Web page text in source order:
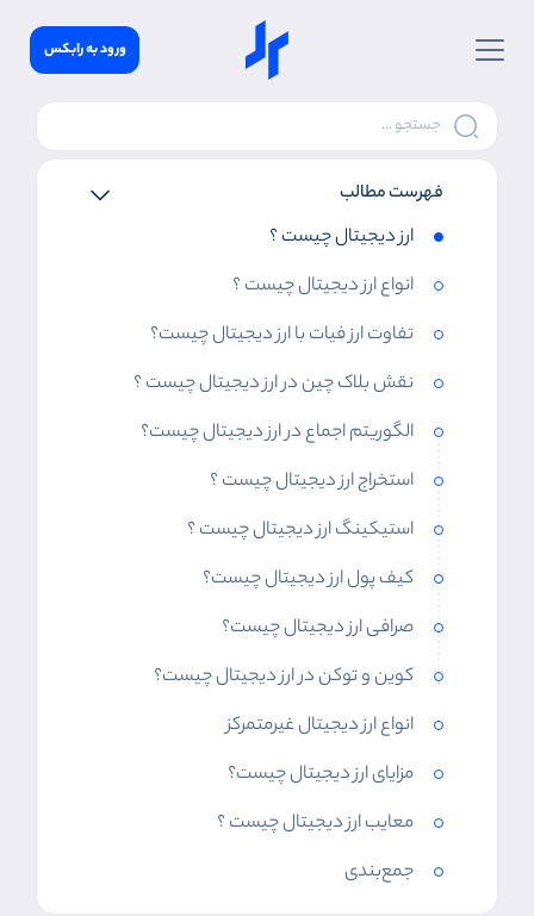
ورود به رابکس
فهرست مطالب
ارز دیجیتال چیست ؟
انواع ارز دیجیتال چیست ؟
تفاوت ارز فیات با ارز دیجیتال چیست؟
نقش بلاک چین در ارز دیجیتال چیست ؟
الگوریتم اجماع در ارز دیجیتال چیست؟
استخراج ارز دیجیتال چیست ؟
استیکینگ ارز دیجیتال چیست ؟
کیف پول ارز دیجیتال چیست؟
صرافی ارز دیجیتال چیست؟
کوین و توکن در ارز دیجیتال چیست؟
انواع ارز دیجیتال غیرمتمرکز
مزایای ارز دیجیتال چیست؟
معایب ارز دیجیتال چیست ؟
جمع‌بندی